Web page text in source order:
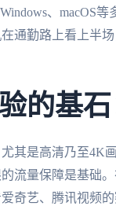
、macOS
通勤路上看上半
的基
其是高清乃至4K
流量保障是基础
奇艺、腾讯视频